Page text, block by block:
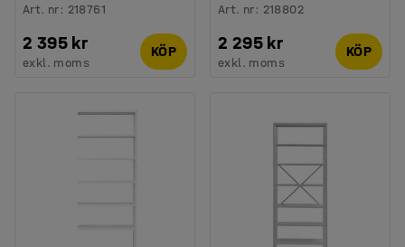
Art. nr: 218761
2 395 kr
exkl. moms
KÖP
Art. nr: 218802
2 295 kr
exkl. moms
KÖP